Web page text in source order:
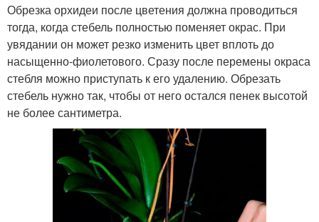
Обрезка орхидеи после цветения должна проводиться
тогда, когда стебель полностью поменяет окрас. При
увядании он может резко изменить цвет вплоть до
насыщенно-фиолетового. Сразу после перемены окраса
стебля можно приступать к его удалению. Обрезать
стебель нужно так, чтобы от него остался пенек высотой
не более сантиметра.